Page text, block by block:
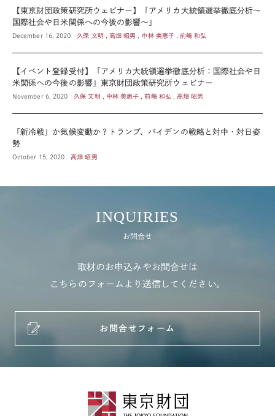
【東京財団政策研究所ウェビナー】「アメリカ大統領選挙徹底分析～
国際社会や日米関係への今後の影響～」
December 16, 2020 久保 文明 , 高畑 昭男 , 中林 美恵子 , 前嶋 和弘
【イベント登録受付】「アメリカ大統領選挙徹底分析：国際社会や日
米関係への今後の影響」東京財団政策研究所ウェビナー
November 6, 2020 久保 文明 , 中林 美恵子 , 前嶋 和弘 , 高畑 昭男
「新冷戦」か気候変動か？トランプ、バイデンの戦略と対中・対日姿
勢
October 15, 2020 高畑 昭男
INQUIRIES
お問合せ
取材のお申込みやお問合せは
こちらのフォームより送信してください。
お問合せフォーム